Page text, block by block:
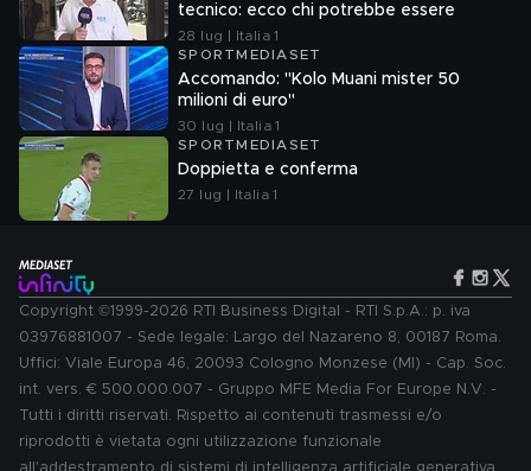
tecnico: ecco chi potrebbe essere
28 lug | Italia 1
SPORTMEDIASET
Accomando: "Kolo Muani mister 50
milioni di euro"
30 lug | Italia 1
SPORTMEDIASET
Doppietta e conferma
27 lug | Italia 1
Copyright ©1999-2026 RTI Business Digital - RTI S.p.A.: p. iva
03976881007 - Sede legale: Largo del Nazareno 8, 00187 Roma.
Uffici: Viale Europa 46, 20093 Cologno Monzese (MI) - Cap. Soc.
int. vers. € 500.000.007 - Gruppo MFE Media For Europe N.V. -
Tutti i diritti riservati. Rispetto ai contenuti trasmessi e/o
riprodotti è vietata ogni utilizzazione funzionale